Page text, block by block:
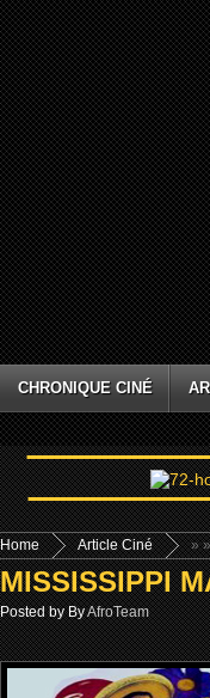
CHRONIQUE CINÉ
Home »
Article Ciné
MISSISSIPPI
Posted by ByAfroTeam